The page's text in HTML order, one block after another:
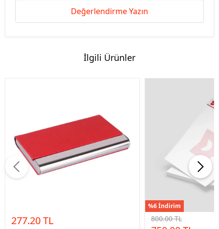
Değerlendirme Yazın
İlgili Ürünler
277.20 TL
%6 İndirim
800.00 TL